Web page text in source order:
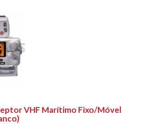
VHF Marítimo Fixo/Móvel